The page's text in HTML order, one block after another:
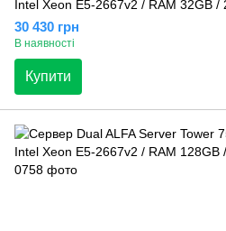
Intel Xeon E5-2667v2 / RAM 32GB /
30 430 грн
В наявності
Купити